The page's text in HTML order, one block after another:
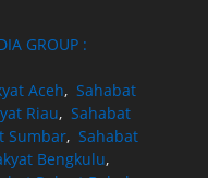
GROUP :
Aceh, Sahabat
Riau, Sahabat
Sumbar,Sahabat
Bengkulu,